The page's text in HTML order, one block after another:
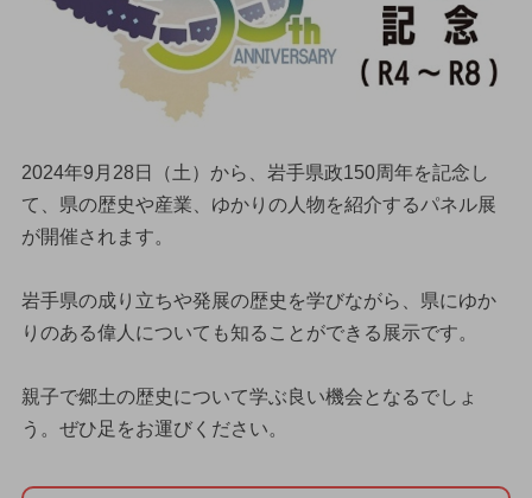
2024年9月28日（土）から、岩手県政150周年を記念し
て、県の歴史や産業、ゆかりの人物を紹介するパネル展
が開催されます。
岩手県の成り立ちや発展の歴史を学びながら、県にゆか
りのある偉人についても知ることができる展示です。
親子で郷土の歴史について学ぶ良い機会となるでしょ
う。ぜひ足をお運びください。